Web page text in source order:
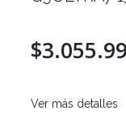
Ver más detalles